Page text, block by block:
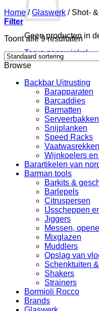
Geen producten in
Terug naar winkel
Home / Glaswerk /Shot-
Filter
Toont alle 9 resultaten
Browse
Backbar Uitrusting
Barapparaten
Barcaddies
Barmatten
Serveerbakken
Snijplanken
Speed Racks
Wijnkoelers
Barartikelen van
Barman tools
Barkits &
Barlepels
Citruspersen
IJsscheppen
Jiggers
Messen,
Mixglazen
Muddlers
Opslag van
Schenktuiten
Shakers
Strainers
Bormioli Rocco
Brands